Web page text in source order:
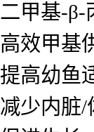
二甲基-β-
高效甲基
提高幼鱼
减少内脏